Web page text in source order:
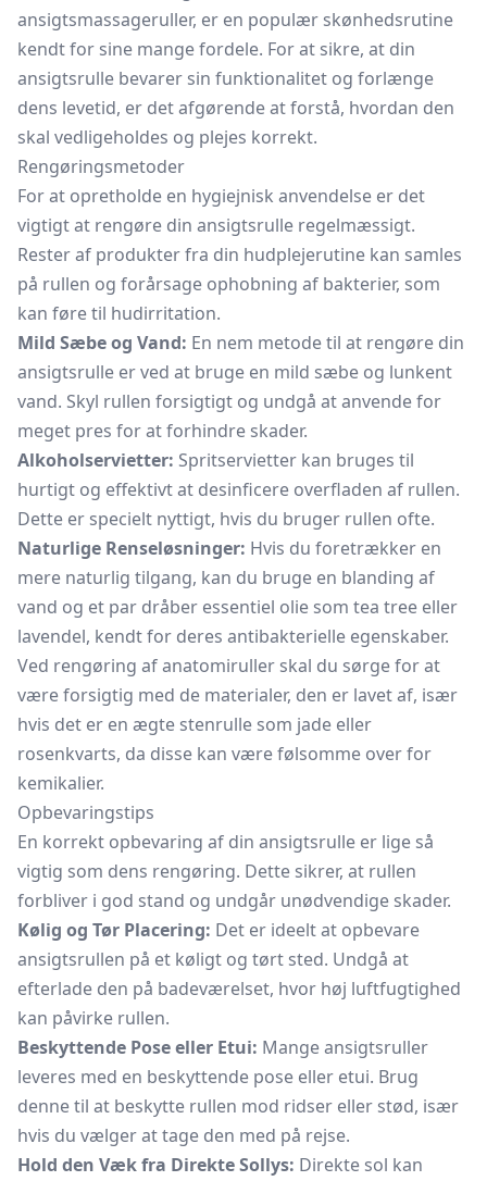
ansigtsmassageruller, er en populær skønhedsrutine
kendt for sine mange fordele. For at sikre, at din
ansigtsrulle bevarer sin funktionalitet og forlænge
dens levetid, er det afgørende at forstå, hvordan den
skal vedligeholdes og plejes korrekt.
Rengøringsmetoder
For at opretholde en hygiejnisk anvendelse er det
vigtigt at rengøre din ansigtsrulle regelmæssigt.
Rester af produkter fra din hudplejerutine kan samles
på rullen og forårsage ophobning af bakterier, som
kan føre til hudirritation.
Mild Sæbe og Vand: En nem metode til at rengøre din
ansigtsrulle er ved at bruge en mild sæbe og lunkent
vand. Skyl rullen forsigtigt og undgå at anvende for
meget pres for at forhindre skader.
Alkoholservietter: Spritservietter kan bruges til
hurtigt og effektivt at desinficere overfladen af rullen.
Dette er specielt nyttigt, hvis du bruger rullen ofte.
Naturlige Renseløsninger: Hvis du foretrækker en
mere naturlig tilgang, kan du bruge en blanding af
vand og et par dråber essentiel olie som tea tree eller
lavendel, kendt for deres antibakterielle egenskaber.
Ved rengøring af anatomiruller skal du sørge for at
være forsigtig med de materialer, den er lavet af, især
hvis det er en ægte stenrulle som jade eller
rosenkvarts, da disse kan være følsomme over for
kemikalier.
Opbevaringstips
En korrekt opbevaring af din ansigtsrulle er lige så
vigtig som dens rengøring. Dette sikrer, at rullen
forbliver i god stand og undgår unødvendige skader.
Kølig og Tør Placering: Det er ideelt at opbevare
ansigtsrullen på et køligt og tørt sted. Undgå at
efterlade den på badeværelset, hvor høj luftfugtighed
kan påvirke rullen.
Beskyttende Pose eller Etui: Mange ansigtsruller
leveres med en beskyttende pose eller etui. Brug
denne til at beskytte rullen mod ridser eller stød, især
hvis du vælger at tage den med på rejse.
Hold den Væk fra Direkte Sollys: Direkte sol kan